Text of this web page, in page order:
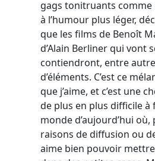
gags tonitruants comme
à l’humour plus léger,
que les films de Benoît
d’Alain Berliner qui vont
contiendront, entre
d’éléments. C’est ce
que j’aime, et c’est une
de plus en plus difficile à
monde d’aujourd’hui où,
raisons de diffusion ou
aime bien pouvoir